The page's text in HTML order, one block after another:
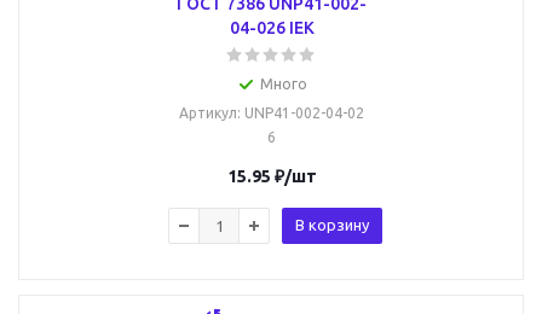
04-026 IEK
Много
Артикул: UNP41-002-04-02
6
15.95 ₽/шт
В корзину